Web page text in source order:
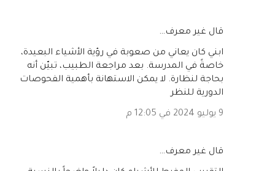
‏قال غير معرف…
ابني كان يعاني من صعوبة في رؤية الأشياء البعيدة،
خاصةً في المدرسة. بعد مراجعة الطبيب، تبيّن أنه
بحاجة لنظارة. لا يمكن الاستهانة بأهمية الفحوصات
الدورية للنظر
9 يوليو 2024 في 12:05 م
‏قال غير معرف…